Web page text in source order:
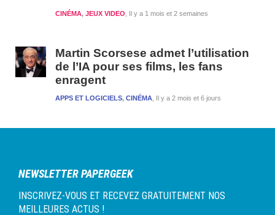
Il y a 1 mois et 2 semaines
CINÉMA, JEUX VIDEO
Martin Scorsese admet l’utilisation
de l’IA pour ses films, les fans
enragent
Il y a 2 mois et 6 jours
APPS ET LOGICIELS, CINÉMA
NEWSLETTER PAPERGEEK
INSCRIVEZ-VOUS ET RECEVEZ GRATUITEMENT NOS
MEILLEURES ACTUS !